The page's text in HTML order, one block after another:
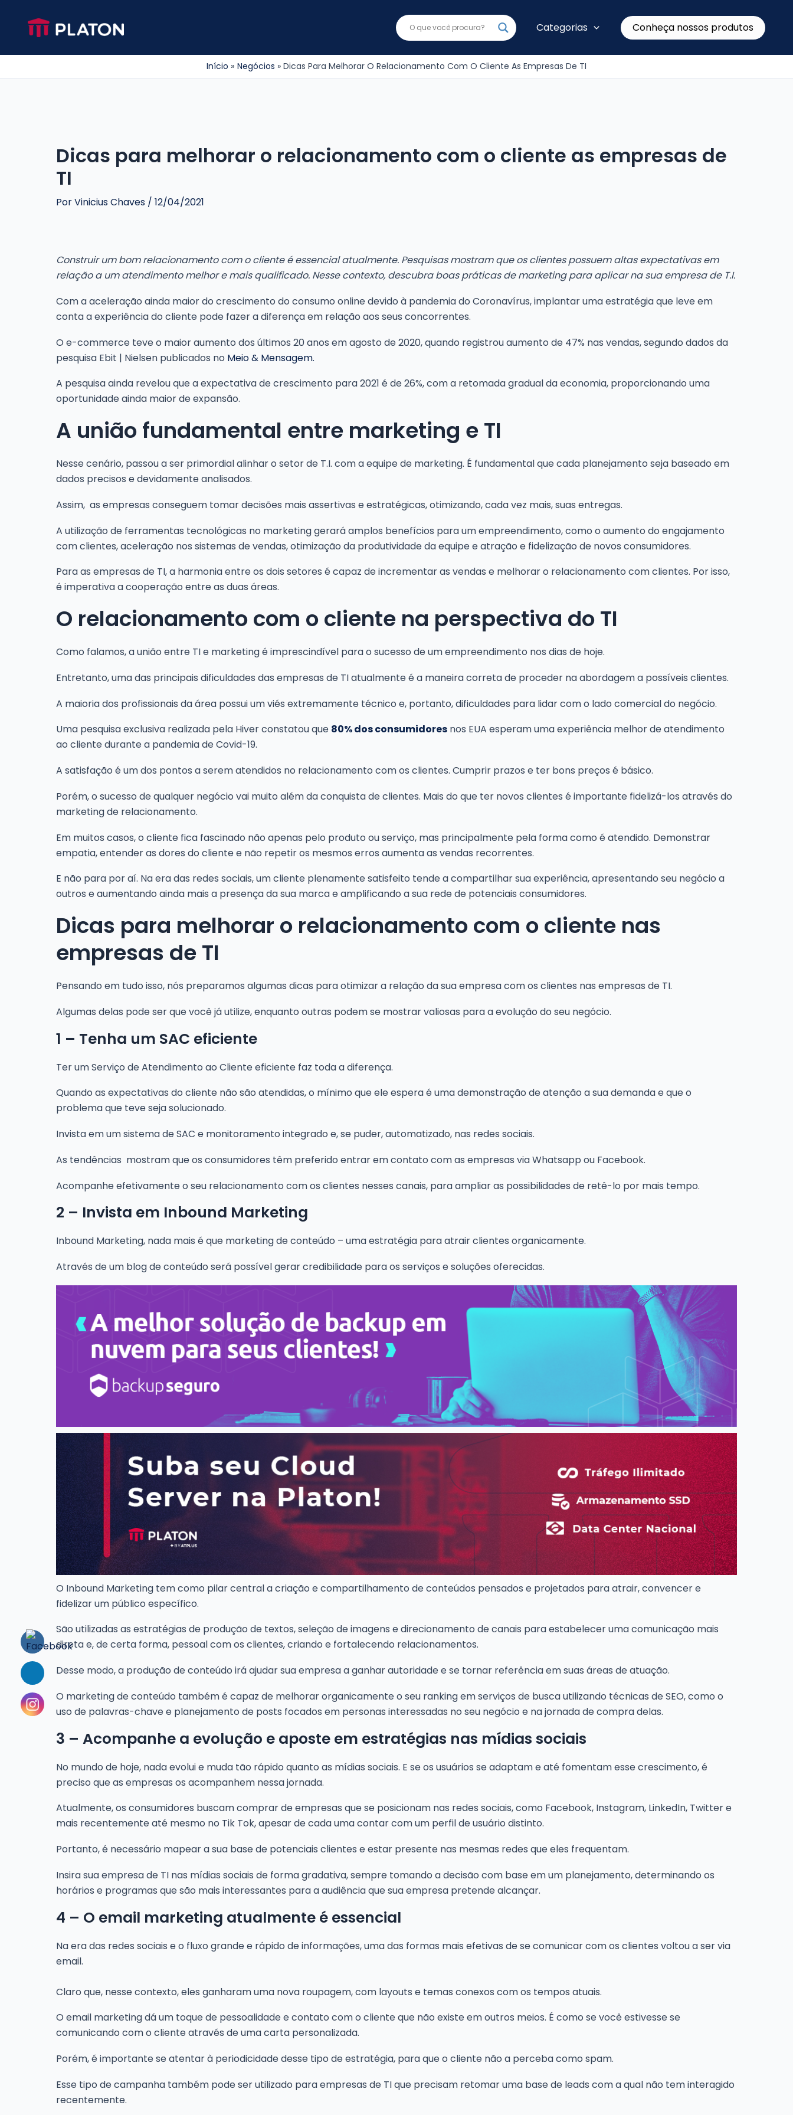
conteúdo
Categorias Conheça nossos produtos
Início Negócios Dicas Para Melhorar O Relacionamento Com O Cliente As Empresas De TI
Dicas para melhorar o relacionamento com o cliente as empresas de
TI
PorVinicius Chaves / 12/04/2021
Construir um bom relacionamento com o cliente é essencial atualmente. Pesquisas mostram que os clientes possuem altas expectativas em
relação a um atendimento melhor e mais qualificado. Nesse contexto, descubra boas práticas de marketing para aplicar na sua empresa de T.I.
Com a aceleração ainda maior do crescimento do consumo online devido à pandemia do Coronavírus, implantar uma estratégia que leve em
conta a experiência do cliente pode fazer a diferença em relação aos seus concorrentes.
O e-commerce teve o maior aumento dos últimos 20 anos em agosto de 2020, quando registrou aumento de 47% nas vendas, segundo dados da
pesquisa Ebit | Nielsen publicados no Meio & Mensagem.
A pesquisa ainda revelou que a expectativa de crescimento para 2021 é de 26%, com a retomada gradual da economia, proporcionando uma
oportunidade ainda maior de expansão.
A união fundamental entre marketing e TI
Nesse cenário, passou a ser primordial alinhar o setor de T.I. com a equipe de marketing. É fundamental que cada planejamento seja baseado em
dados precisos e devidamente analisados.
Assim, as empresas conseguem tomar decisões mais assertivas e estratégicas, otimizando, cada vez mais, suas entregas.
A utilização de ferramentas tecnológicas no marketing gerará amplos benefícios para um empreendimento, como o aumento do engajamento
com clientes, aceleração nos sistemas de vendas, otimização da produtividade da equipe e atração e fidelização de novos consumidores.
Para as empresas de TI, a harmonia entre os dois setores é capaz de incrementar as vendas e melhorar o relacionamento com clientes. Por isso,
é imperativa a cooperação entre as duas áreas.
O relacionamento com o cliente na perspectiva do TI
Como falamos, a união entre TI e marketing é imprescindível para o sucesso de um empreendimento nos dias de hoje.
Entretanto, uma das principais dificuldades das empresas de TI atualmente é a maneira correta de proceder na abordagem a possíveis clientes.
A maioria dos profissionais da área possui um viés extremamente técnico e, portanto, dificuldades para lidar com o lado comercial do negócio.
Uma pesquisa exclusiva realizada pela Hiver constatou que 80% dos consumidores nos EUA esperam uma experiência melhor de atendimento
ao cliente durante a pandemia de Covid-19.
A satisfação é um dos pontos a serem atendidos no relacionamento com os clientes. Cumprir prazos e ter bons preços é básico.
Porém, o sucesso de qualquer negócio vai muito além da conquista de clientes. Mais do que ter novos clientes é importante fidelizá-los através do
marketing de relacionamento.
Em muitos casos, o cliente fica fascinado não apenas pelo produto ou serviço, mas principalmente pela forma como é atendido. Demonstrar
empatia, entender as dores do cliente e não repetir os mesmos erros aumenta as vendas recorrentes.
E não para por aí. Na era das redes sociais, um cliente plenamente satisfeito tende a compartilhar sua experiência, apresentando seu negócio a
outros e aumentando ainda mais a presença da sua marca e amplificando a sua rede de potenciais consumidores.
Dicas para melhorar o relacionamento com o cliente nas
empresas de TI
Pensando em tudo isso, nós preparamos algumas dicas para otimizar a relação da sua empresa com os clientes nas empresas de TI.
Algumas delas pode ser que você já utilize, enquanto outras podem se mostrar valiosas para a evolução do seu negócio.
1 – Tenha um SAC eficiente
Ter um Serviço de Atendimento ao Cliente eficiente faz toda a diferença.
Quando as expectativas do cliente não são atendidas, o mínimo que ele espera é uma demonstração de atenção a sua demanda e que o
problema que teve seja solucionado.
Invista em um sistema de SAC e monitoramento integrado e, se puder, automatizado, nas redes sociais.
As tendências mostram que os consumidores têm preferido entrar em contato com as empresas via Whatsapp ou Facebook.
Acompanhe efetivamente o seu relacionamento com os clientes nesses canais, para ampliar as possibilidades de retê-lo por mais tempo.
2 – Invista em Inbound Marketing
Inbound Marketing, nada mais é que marketing de conteúdo – uma estratégia para atrair clientes organicamente.
Através de um blog de conteúdo será possível gerar credibilidade para os serviços e soluções oferecidas.
O Inbound Marketing tem como pilar central a criação e compartilhamento de conteúdos pensados e projetados para atrair, convencer e
fidelizar um público específico.
São utilizadas as estratégias de produção de textos, seleção de imagens e direcionamento de canais para estabelecer uma comunicação mais
direta e, de certa forma, pessoal com os clientes, criando e fortalecendo relacionamentos.
Desse modo, a produção de conteúdo irá ajudar sua empresa a ganhar autoridade e se tornar referência em suas áreas de atuação.
O marketing de conteúdo também é capaz de melhorar organicamente o seu ranking em serviços de busca utilizando técnicas de SEO, como o
uso de palavras-chave e planejamento de posts focados em personas interessadas no seu negócio e na jornada de compra delas.
3 – Acompanhe a evolução e aposte em estratégias nas mídias sociais
No mundo de hoje, nada evolui e muda tão rápido quanto as mídias sociais. E se os usuários se adaptam e até fomentam esse crescimento, é
preciso que as empresas os acompanhem nessa jornada.
Atualmente, os consumidores buscam comprar de empresas que se posicionam nas redes sociais, como Facebook, Instagram, LinkedIn, Twitter e
mais recentemente até mesmo no Tik Tok, apesar de cada uma contar com um perfil de usuário distinto.
Portanto, é necessário mapear a sua base de potenciais clientes e estar presente nas mesmas redes que eles frequentam.
Insira sua empresa de TI nas mídias sociais de forma gradativa, sempre tomando a decisão com base em um planejamento, determinando os
horários e programas que são mais interessantes para a audiência que sua empresa pretende alcançar.
4 – O email marketing atualmente é essencial
Na era das redes sociais e o fluxo grande e rápido de informações, uma das formas mais efetivas de se comunicar com os clientes voltou a ser via
email.
Claro que, nesse contexto, eles ganharam uma nova roupagem, com layouts e temas conexos com os tempos atuais.
O email marketing dá um toque de pessoalidade e contato com o cliente que não existe em outros meios. É como se você estivesse se
comunicando com o cliente através de uma carta personalizada.
Porém, é importante se atentar à periodicidade desse tipo de estratégia, para que o cliente não a perceba como spam.
Esse tipo de campanha também pode ser utilizado para empresas de TI que precisam retomar uma base de leads com a qual não tem interagido
recentemente.